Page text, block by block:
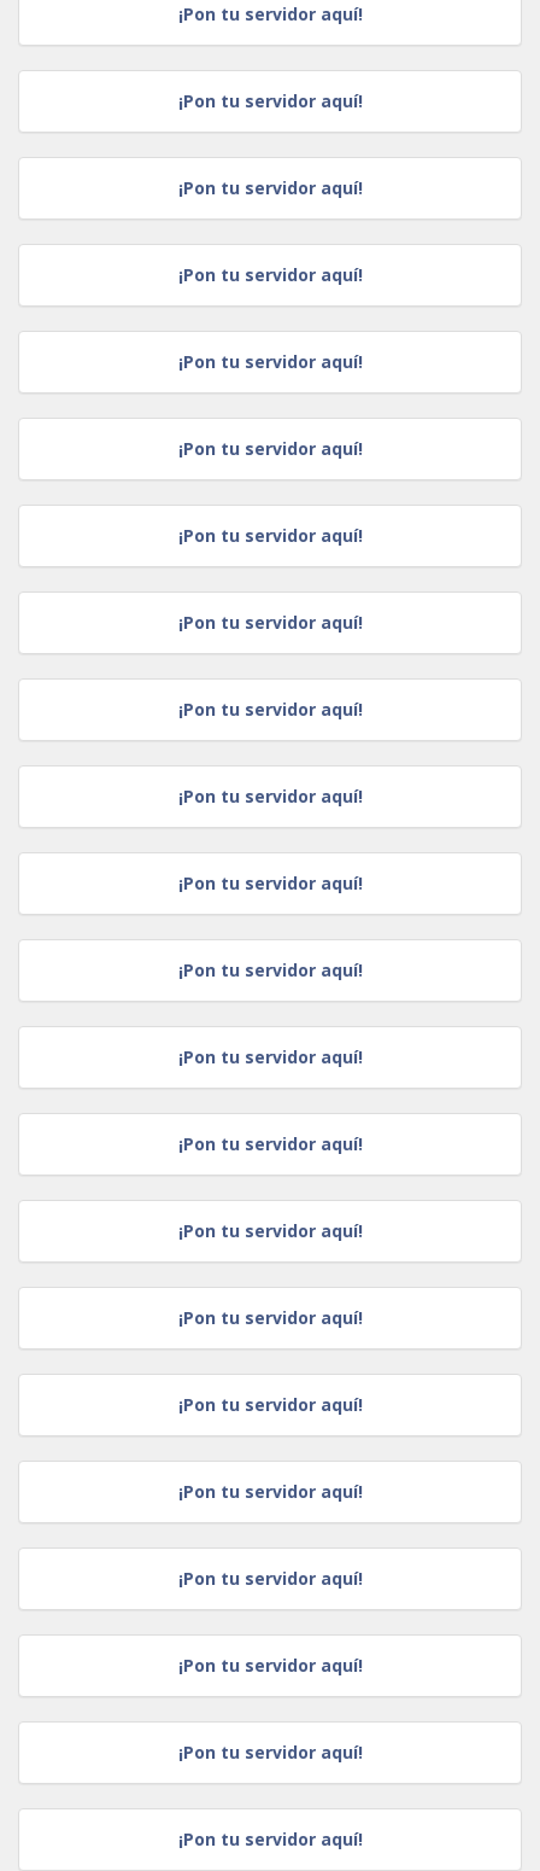
¡Pon tu servidor aquí!
¡Pon tu servidor aquí!
¡Pon tu servidor aquí!
¡Pon tu servidor aquí!
¡Pon tu servidor aquí!
¡Pon tu servidor aquí!
¡Pon tu servidor aquí!
¡Pon tu servidor aquí!
¡Pon tu servidor aquí!
¡Pon tu servidor aquí!
¡Pon tu servidor aquí!
¡Pon tu servidor aquí!
¡Pon tu servidor aquí!
¡Pon tu servidor aquí!
¡Pon tu servidor aquí!
¡Pon tu servidor aquí!
¡Pon tu servidor aquí!
¡Pon tu servidor aquí!
¡Pon tu servidor aquí!
¡Pon tu servidor aquí!
¡Pon tu servidor aquí!
¡Pon tu servidor aquí!